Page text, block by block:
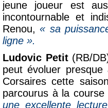
jeune joueur est
incontournable et
Renou,« sa
ligne ».
Ludovic Petit(RB/
peut évoluer
Corsaires cette
parcourus à la
une excellente